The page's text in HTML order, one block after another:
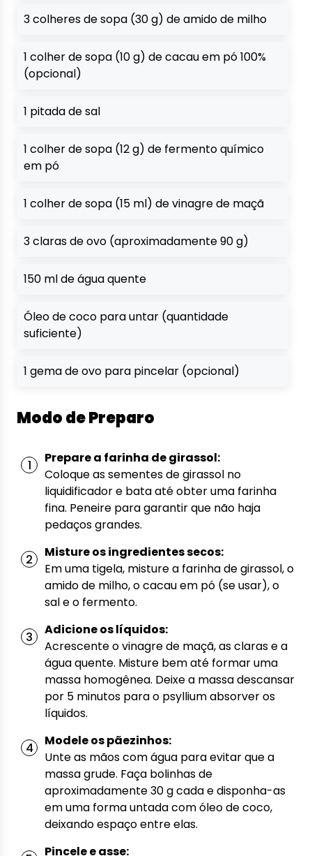
3 colheres de sopa (30 g) de amido de milho
1 colher de sopa (10 g) de cacau em pó 100%
(opcional)
1 pitada de sal
1 colher de sopa (12 g) de fermento químico
em pó
1 colher de sopa (15 ml) de vinagre de maçã
3 claras de ovo (aproximadamente 90 g)
150 ml de água quente
Óleo de coco para untar (quantidade
suficiente)
1 gema de ovo para pincelar (opcional)
Modo de Preparo
Prepare a farinha de girassol:
Coloque as sementes de girassol no
liquidificador e bata até obter uma farinha
fina. Peneire para garantir que não haja
pedaços grandes.
Misture os ingredientes secos:
Em uma tigela, misture a farinha de girassol, o
amido de milho, o cacau em pó (se usar), o
sal e o fermento.
Adicione os líquidos:
Acrescente o vinagre de maçã, as claras e a
água quente. Misture bem até formar uma
massa homogênea. Deixe a massa descansar
por 5 minutos para o psyllium absorver os
líquidos.
Modele os pãezinhos:
Unte as mãos com água para evitar que a
massa grude. Faça bolinhas de
aproximadamente 30 g cada e disponha-as
em uma forma untada com óleo de coco,
deixando espaço entre elas.
Pincele e asse: